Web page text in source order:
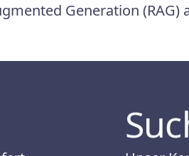
Generation (RAG)